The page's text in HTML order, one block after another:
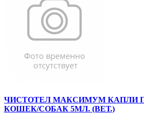
ЧИСТОТЕЛ МАКСИМУМ КАПЛИ
КОШЕК/СОБАК 5МЛ. (ВЕТ.)